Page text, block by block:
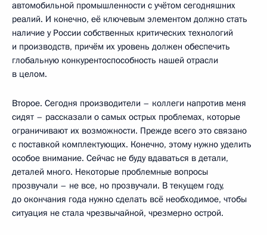
автомобильной промышленности с учётом сегодняшних
реалий. И конечно, её ключевым элементом должно стать
наличие у России собственных критических технологий
и производств, причём их уровень должен обеспечить
глобальную конкурентоспособность нашей отрасли
в целом.
Второе. Сегодня производители – коллеги напротив меня
сидят – рассказали о самых острых проблемах, которые
ограничивают их возможности. Прежде всего это связано
с поставкой комплектующих. Конечно, этому нужно уделить
особое внимание. Сейчас не буду вдаваться в детали,
деталей много. Некоторые проблемные вопросы
прозвучали – не все, но прозвучали. В текущем году,
до окончания года нужно сделать всё необходимое, чтобы
ситуация не стала чрезвычайной, чрезмерно острой.